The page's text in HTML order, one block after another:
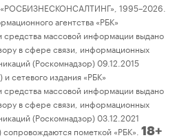
1995–2026.
агентства «РБК»
средства массовой информации выдано
в сфере связи, информационных
(Роскомнадзор) 09.12.2015
издания «РБК»
средства массовой информации выдано
в сфере связи, информационных
(Роскомнадзор) 03.12.2021
пометкой «РБК». 18+